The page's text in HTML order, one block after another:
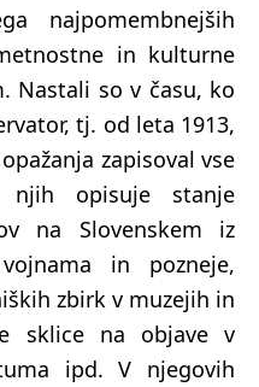
najpomembnejših
in kulturne
Nastali so v času, ko
tj. od leta 1913,
zapisoval vse
opisuje stanje
na Slovenskem iz
in pozneje,
zbirk v muzejih in
sklice na objave v
ipd. V njegovih